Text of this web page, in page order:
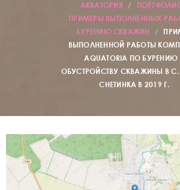
АКВАТОРИЯ /
ПРИМЕРЫ ВЫПОЛНЕННЫХ
БУРЕНИЮ СКВАЖИН
/
ВЫПОЛНЕННОЙ РАБОТЫ
AQUATORIA ПО БУРЕНИЮ
ОБУСТРОЙСТВУ СКВАЖИНЫ В
СНЕТИНКА В 2019 Г.